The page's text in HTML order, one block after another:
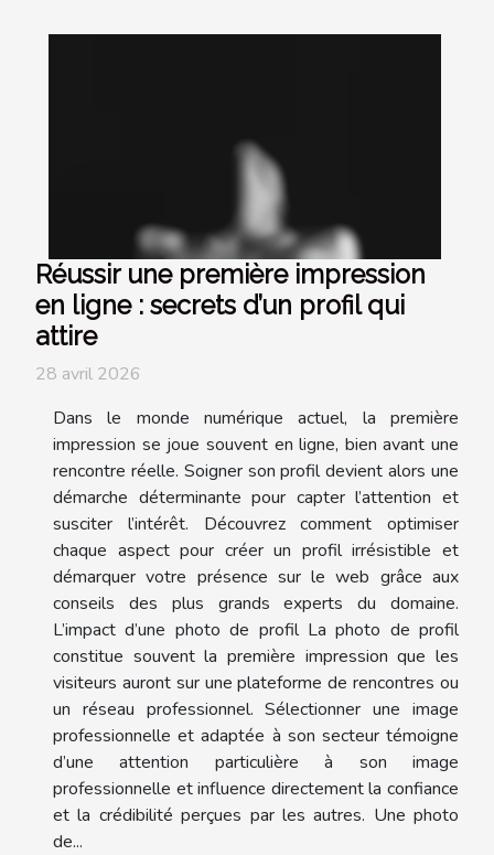
Réussir une première impression
en ligne : secrets d’un profil qui
attire
28 avril 2026
Dans le monde numérique actuel, la première
impression se joue souvent en ligne, bien avant une
rencontre réelle. Soigner son profil devient alors une
démarche déterminante pour capter l’attention et
susciter l’intérêt. Découvrez comment optimiser
chaque aspect pour créer un profil irrésistible et
démarquer votre présence sur le web grâce aux
conseils des plus grands experts du domaine.
L’impact d’une photo de profil La photo de profil
constitue souvent la première impression que les
visiteurs auront sur une plateforme de rencontres ou
un réseau professionnel. Sélectionner une image
professionnelle et adaptée à son secteur témoigne
d’une attention particulière à son image
professionnelle et influence directement la confiance
et la crédibilité perçues par les autres. Une photo
de...